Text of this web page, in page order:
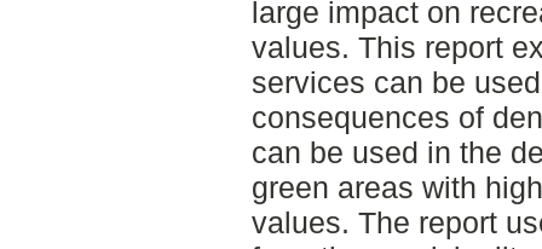
large impact on
values. This report
services can be
consequences of
can be used in the
green areas with
values. The report